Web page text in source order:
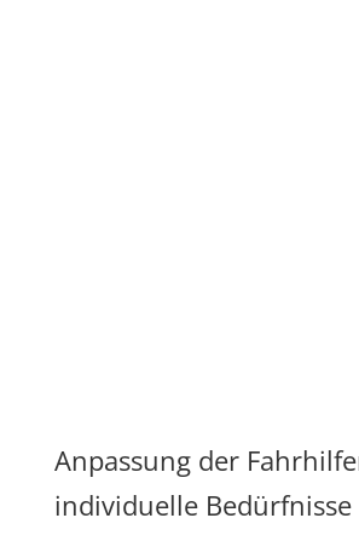
Anpassung der
individuelle Bedürfnisse